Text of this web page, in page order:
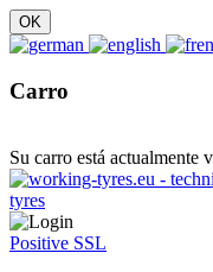
Carro
Su carro está actualmente
Positive SSL